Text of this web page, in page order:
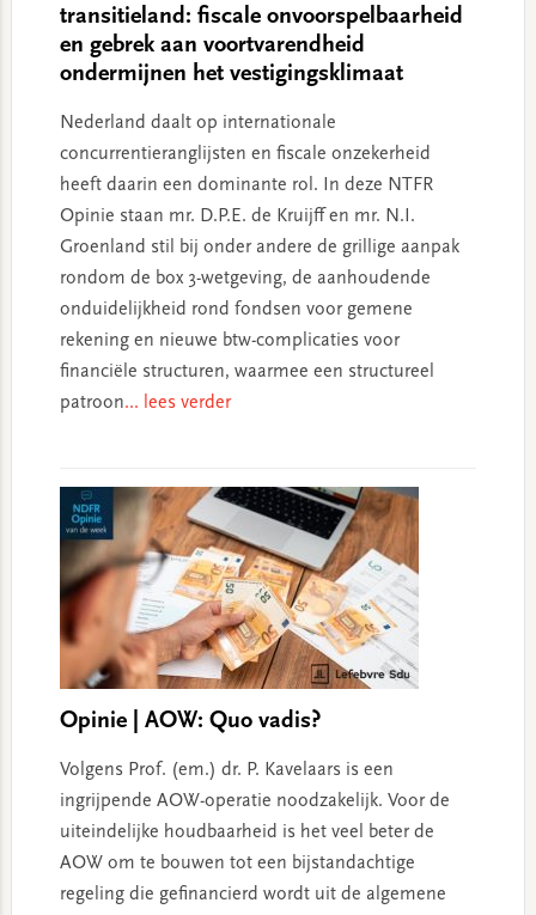
transitieland: fiscale onvoorspelbaarheid
en gebrek aan voortvarendheid
ondermijnen het vestigingsklimaat
Nederland daalt op internationale
concurrentieranglijsten en fiscale onzekerheid
heeft daarin een dominante rol. In deze NTFR
Opinie staan mr. D.P.E. de Kruijff en mr. N.I.
Groenland stil bij onder andere de grillige aanpak
rondom de box 3-wetgeving, de aanhoudende
onduidelijkheid rond fondsen voor gemene
rekening en nieuwe btw-complicaties voor
financiële structuren, waarmee een structureel
patroon... lees verder
Opinie | AOW: Quo vadis?
Volgens Prof. (em.) dr. P. Kavelaars is een
ingrijpende AOW-operatie noodzakelijk. Voor de
uiteindelijke houdbaarheid is het veel beter de
AOW om te bouwen tot een bijstandachtige
regeling die gefinancierd wordt uit de algemene